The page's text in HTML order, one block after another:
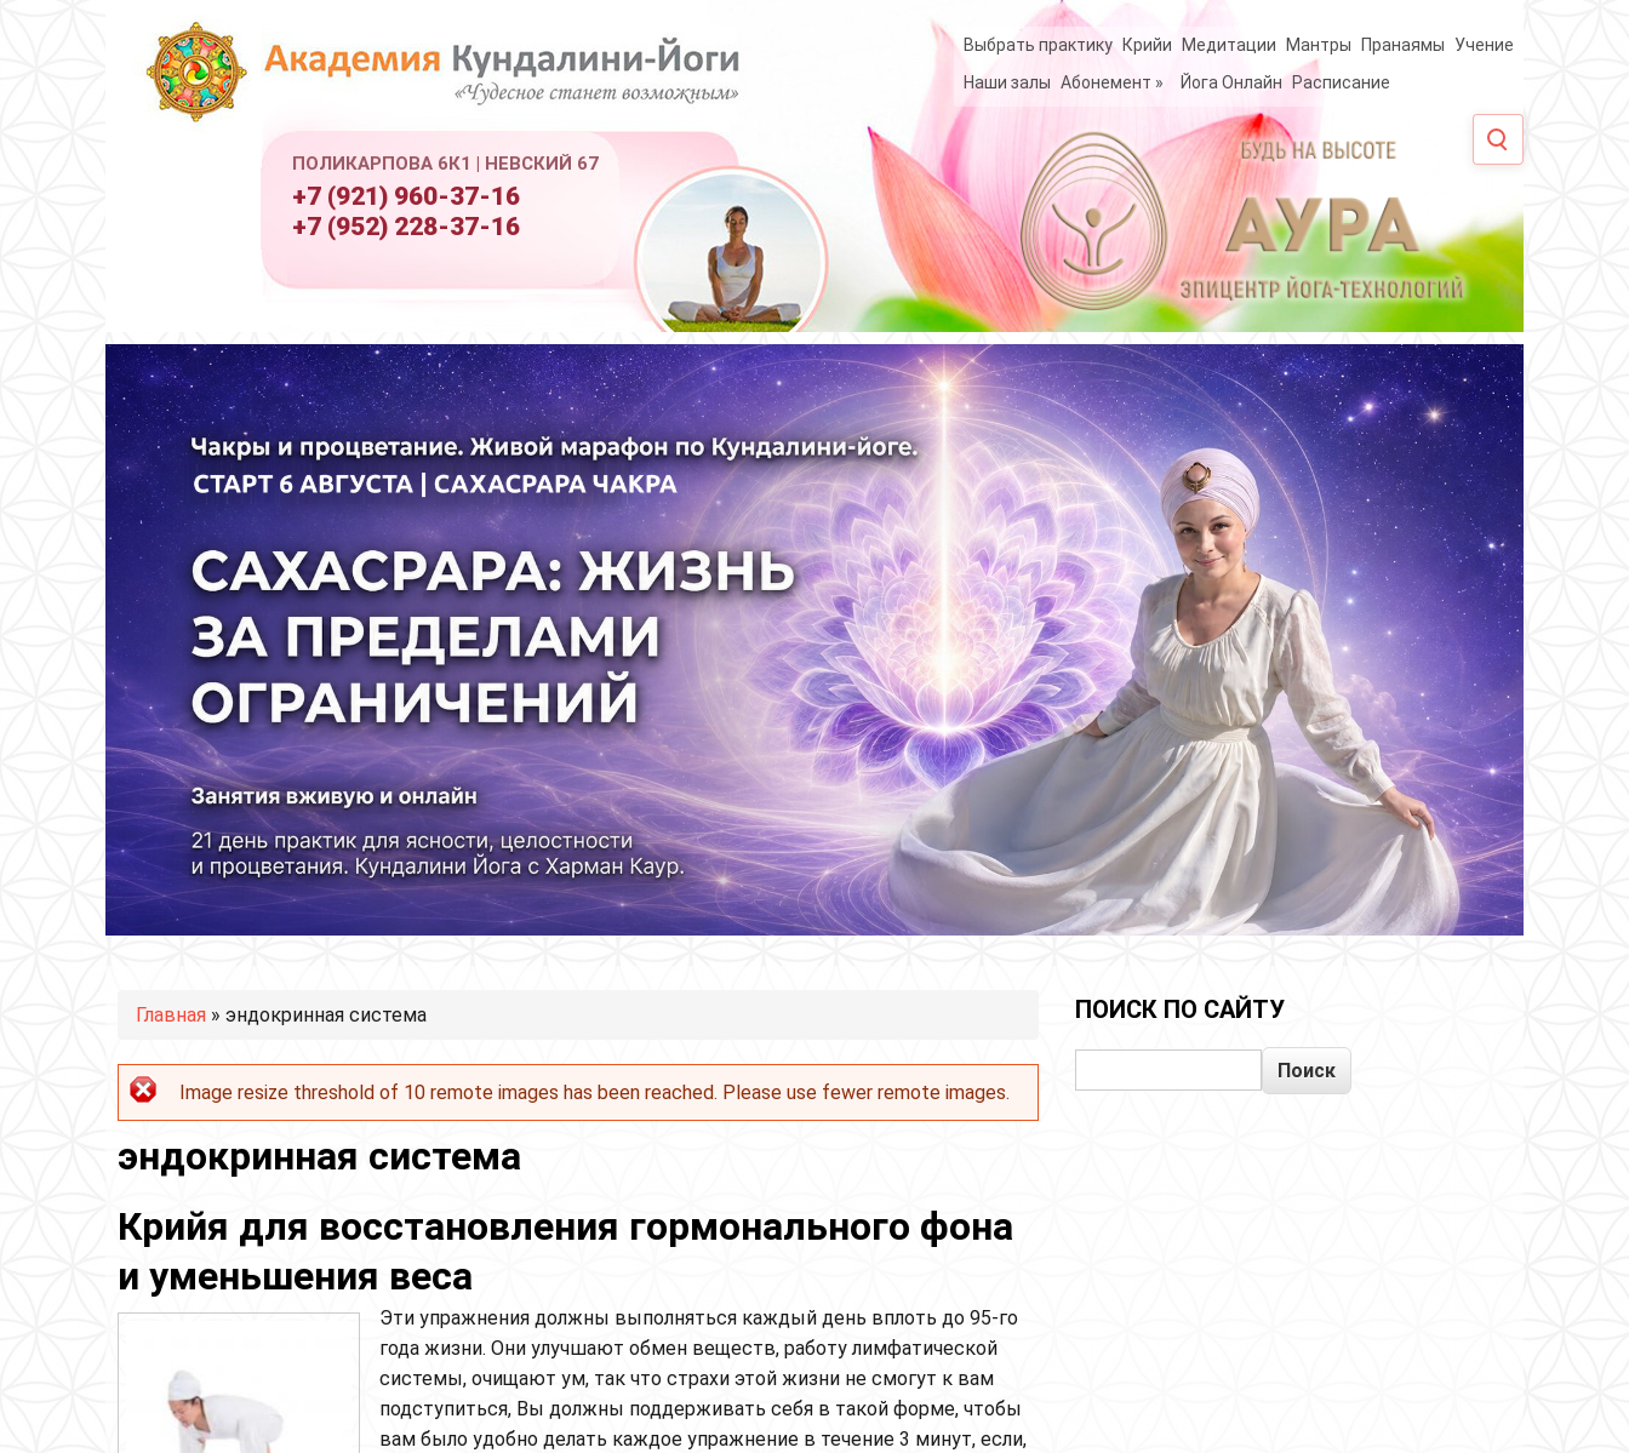
ПОЛИКАРПОВА 6К1 | НЕВСКИЙ 67
+7 (921) 960-37-16
+7 (952) 228-37-16
Выбрать практику Крийи Медитации Мантры Пранаямы
Учение
Наши залы Абонемент » Йога Онлайн Расписание
Вы здесь
Главная » эндокринная система
Сообщение об ошибке
Image resize threshold of 10 remote images has been reached. Please use fewer remote images.
эндокринная система
Крийя для восстановления гормонального фона
и уменьшения веса
Эти упражнения должны выполняться каждый день вплоть до 95-го
года жизни. Они улучшают обмен веществ, работу лимфатической
системы, очищают ум, так что страхи этой жизни не смогут к вам
подступиться, Вы должны поддерживать себя в такой форме, чтобы
вам было удобно делать каждое упражнение в течение 3 минут, если,
ПОИСК ПО САЙТУ